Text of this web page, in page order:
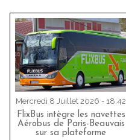
Mercredi 8 Juillet 2026 - 18:42
FlixBus intègre les navettes
Aérobus de Paris-Beauvais
sur sa plateforme